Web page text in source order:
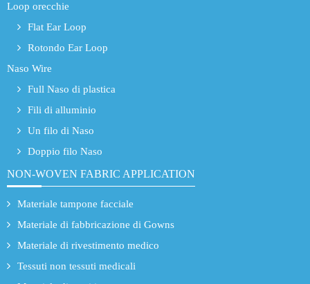
Loop orecchie
Flat Ear Loop
Rotondo Ear Loop
Naso Wire
Full Naso di plastica
Fili di alluminio
Un filo di Naso
Doppio filo Naso
NON-WOVEN FABRIC APPLICATION
Materiale tampone facciale
Materiale di fabbricazione di Gowns
Materiale di rivestimento medico
Tessuti non tessuti medicali